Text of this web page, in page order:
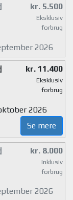
kr. 5.500
Eksklusiv
forbrug
2026
kr. 11.400
Eksklusiv
forbrug
2026
Se mere
kr. 8.000
Inklusiv
forbrug
2026